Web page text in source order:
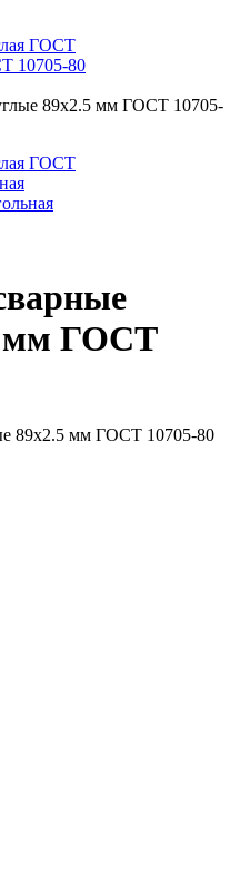
ГОСТ
10705-80
89x2.5 мм ГОСТ 10705-
ГОСТ
мм ГОСТ